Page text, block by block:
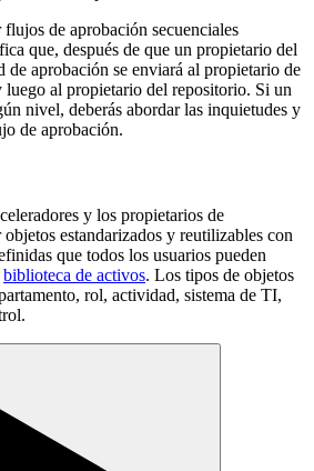
de aprobación secuenciales
que, después de que un propietario del
de aprobación se enviará al propietario de
luego al propietario del repositorio. Si un
nivel, deberás abordar las inquietudes y
de aprobación.
y los propietarios de
estandarizados y reutilizables con
que todos los usuarios pueden
biblioteca de activos. Los tipos de objetos
rol, actividad, sistema de TI,